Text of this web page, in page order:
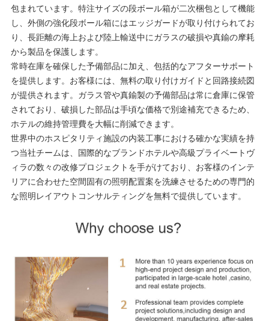
包まれています。特注サイズの段ボール箱が二次梱包として機能
し、外側の強化段ボール箱にはエッジガードが取り付けられてお
り、長距離の海上および陸上輸送中にガラスの破損や真鍮の摩耗
から製品を保護します。
常時在庫を確保した予備部品に加え、包括的なアフターサポート
を提供します。お客様には、無料の取り付けガイドと回路接続図
が提供されます。ガラス管や真鍮製の予備部品は常に倉庫に保管
されており、破損した部品は手頃な価格で別途補充できるため、
ホテルの維持管理費を大幅に削減できます。
世界中のホスピタリティ施設の内装工事における確かな実績を持
つ当社チームは、国際的なブランドホテルや高級プライベートヴ
ィラの数々の改修プロジェクトを手がけており、お客様のインテ
リアに合わせた空間固有の照明配置案を洗練させるための専門的
な照明レイアウトコンサルティングを無料で提供しています。